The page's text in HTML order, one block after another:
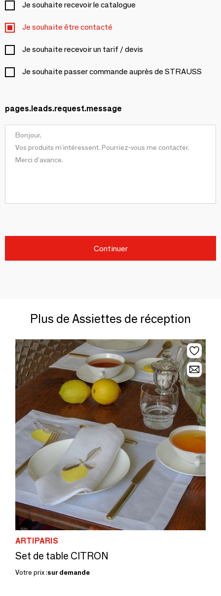
Je souhaite recevoir le catalogue
Je souhaite être contacté
Je souhaite recevoir un tarif / devis
Je souhaite passer commande auprès de STRAUSS
pages.leads.request.message
Continuer
Plus de Assiettes de réception
ARTIPARIS
Set de table CITRON
Votre prix :sur demande